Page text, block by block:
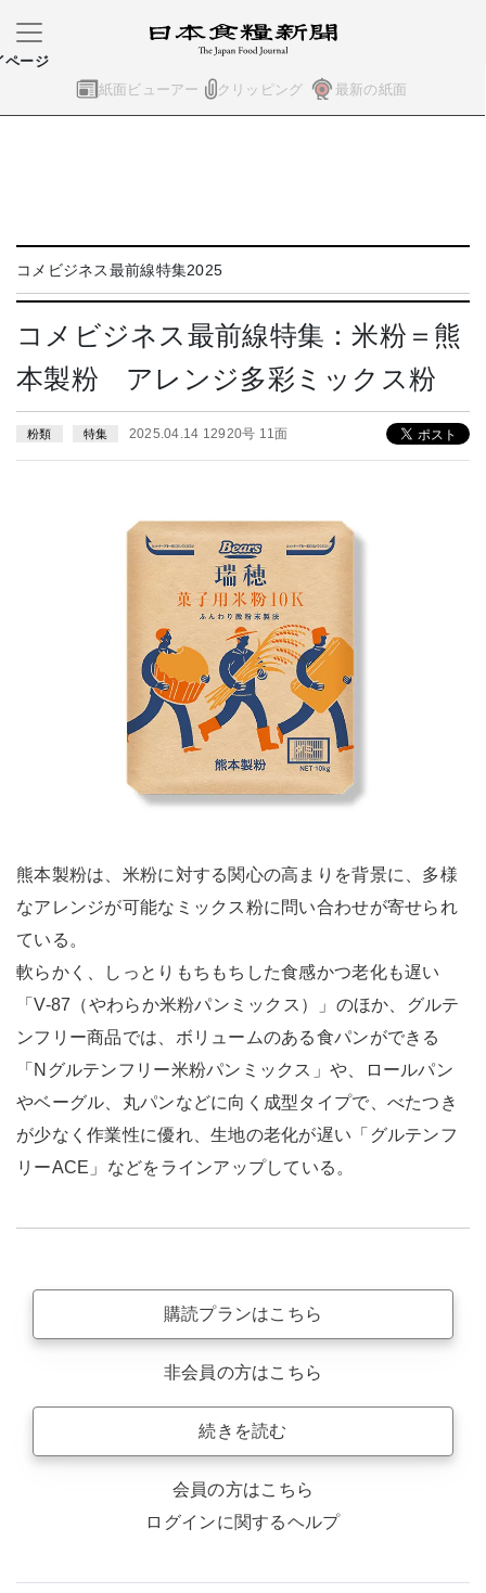
紙面ビューアー クリッピング 最新の紙面
ページ
コメビジネス最前線特集2025
コメビジネス最前線特集：米粉＝熊
本製粉 アレンジ多彩ミックス粉
粉類 特集 2025.04.14 12920号 11面
熊本製粉は、米粉に対する関心の高まりを背景に、多様
なアレンジが可能なミックス粉に問い合わせが寄せられ
ている。
軟らかく、しっとりもちもちした食感かつ老化も遅い
「V-87（やわらか米粉パンミックス）」のほか、グルテ
ンフリー商品では、ボリュームのある食パンができる
「Nグルテンフリー米粉パンミックス」や、ロールパン
やベーグル、丸パンなどに向く成型タイプで、べたつき
が少なく作業性に優れ、生地の老化が遅い「グルテンフ
リーACE」などをラインアップしている。
購読プランはこちら
非会員の方はこちら
続きを読む
会員の方はこちら
ログインに関するヘルプ